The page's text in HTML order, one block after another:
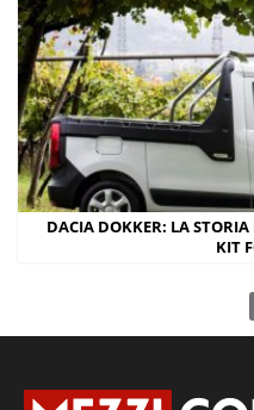
DACIA DOKKER: LA
KIT